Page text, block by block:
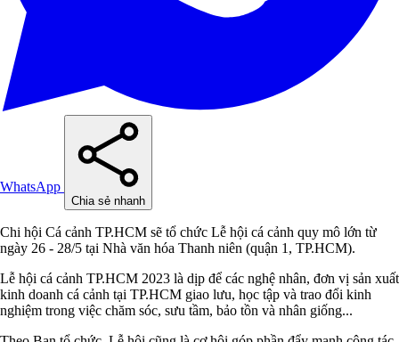
WhatsApp
Chia sẻ nhanh
Chi hội Cá cảnh TP.HCM sẽ tổ chức Lễ hội cá cảnh quy mô lớn từ
ngày 26 - 28/5 tại Nhà văn hóa Thanh niên (quận 1, TP.HCM).
Lễ hội cá cảnh TP.HCM 2023 là dịp để các nghệ nhân, đơn vị sản xuất
kinh doanh cá cảnh tại TP.HCM giao lưu, học tập và trao đổi kinh
nghiệm trong việc chăm sóc, sưu tầm, bảo tồn và nhân giống...